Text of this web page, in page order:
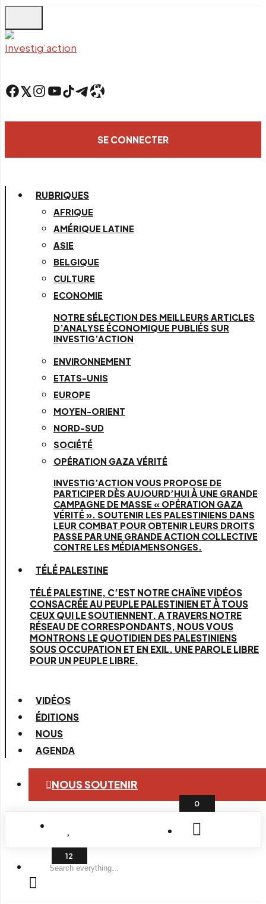
to
main
Facebook Twitter Instagram YouTube TikTok TelegramLien
SE CONNECTER
RUBRIQUES
AFRIQUE
AMÉRIQUE LATINE
ASIE
BELGIQUE
CULTURE
ECONOMIE
NOTRE SÉLECTION DES MEILLEURS ARTICLES
D’ANALYSE ÉCONOMIQUE PUBLIÉS SUR
INVESTIG’ACTION
ENVIRONNEMENT
ETATS-UNIS
EUROPE
MOYEN-ORIENT
NORD-SUD
SOCIÉTÉ
OPÉRATION GAZA VÉRITÉ
INVESTIG’ACTION VOUS PROPOSE DE
PARTICIPER DÈS AUJOURD’HUI À UNE GRANDE
CAMPAGNE DE MASSE « OPÉRATION GAZA
VÉRITÉ ». SOUTENIR LES PALESTINIENS DANS
LEUR COMBAT POUR OBTENIR LEURS DROITS
PASSE PAR UNE GRANDE ACTION COLLECTIVE
CONTRE LES MÉDIAMENSONGES.
TÉLÉ PALESTINE
TÉLÉ PALESTINE, C’EST NOTRE CHAÎNE VIDÉOS
CONSACRÉE AU PEUPLE PALESTINIEN ET À TOUS
CEUX QUI LE SOUTIENNENT. A TRAVERS NOTRE
RÉSEAU DE CORRESPONDANTS, NOUS VOUS
MONTRONS LE QUOTIDIEN DES PALESTINIENS
SOUS OCCUPATION ET EN EXIL. UNE PAROLE LIBRE
POUR UN PEUPLE LIBRE.
VIDÉOS
ÉDITIONS
NOUS
AGENDA
NOUS SOUTENIR
0
Search